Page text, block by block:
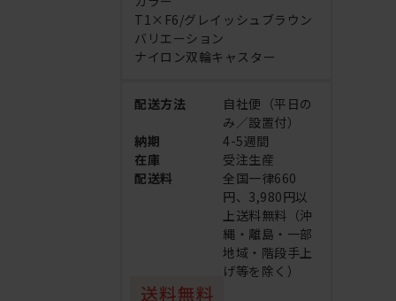
T1×F6/グレイッシュブラウン
バリエーション
ナイロン双輪キャスター
配送方法
自社便（平日の
み／設置付）
納期
4-5週間
在庫
受注生産
配送料
全国一律660
円、3,980円以
上送料無料（沖
縄・離島・一部
地域・階段手上
げ等を除く）